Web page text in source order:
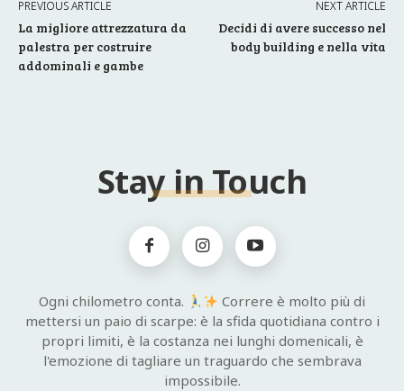
PREVIOUS ARTICLE
La migliore attrezzatura da
palestra per costruire
addominali e gambe
NEXT ARTICLE
Decidi di avere successo nel
body building e nella vita
Stay in Touch
Ogni chilometro conta.
Correre è molto più di
mettersi un paio di scarpe: è la sfida quotidiana contro i
propri limiti, è la costanza nei lunghi domenicali, è
l'emozione di tagliare un traguardo che sembrava
impossibile.